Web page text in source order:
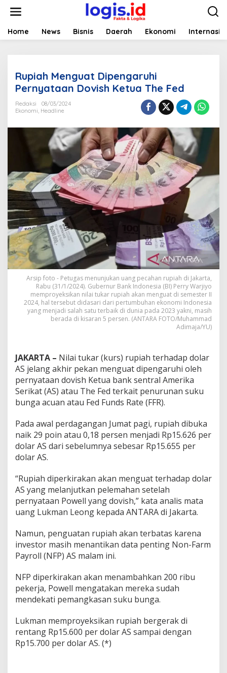
t
Home News Bisnis Daerah Ekonomi
Rupiah Menguat Dipengaruhi
Pernyataan Dovish Ketua The Fed
Redaksi
08/03/2024
Ekonomi, Headline
Arsip foto - Petugas menunjukan uang pecahan rupiah di Jakarta,
Rabu (31/1/2024). Gubernur Bank Indonesia (BI) Perry Warjiyo
memproyeksikan nilai tukar rupiah akan menguat di semester II
2024, hal tersebut didasari dari pertumbuhan ekonomi Indonesia
yang menjadi salah satu terbaik di dunia pada 2023 yakni, masih
berada di kisaran 5 persen. (ANTARA FOTO/Muhammad
Adimaja/YU)
JAKARTA – Nilai tukar (kurs) rupiah terhadap dolar
AS jelang akhir pekan menguat dipengaruhi oleh
pernyataan dovish Ketua bank sentral Amerika
Serikat (AS) atau The Fed terkait penurunan suku
bunga acuan atau Fed Funds Rate (FFR).
Pada awal perdagangan Jumat pagi, rupiah dibuka
naik 29 poin atau 0,18 persen menjadi Rp15.626 per
dolar AS dari sebelumnya sebesar Rp15.655 per
dolar AS.
“Rupiah diperkirakan akan menguat terhadap dolar
AS yang melanjutkan pelemahan setelah
pernyataan Powell yang dovish,” kata analis mata
uang Lukman Leong kepada ANTARA di Jakarta.
Namun, penguatan rupiah akan terbatas karena
investor masih menantikan data penting Non-Farm
Payroll (NFP) AS malam ini.
NFP diperkirakan akan menambahkan 200 ribu
pekerja, Powell mengatakan mereka sudah
mendekati pemangkasan suku bunga.
Lukman memproyeksikan rupiah bergerak di
rentang Rp15.600 per dolar AS sampai dengan
Rp15.700 per dolar AS. (*)